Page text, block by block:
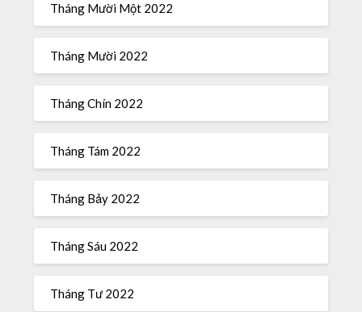
Tháng Mười Một 2022
Tháng Mười 2022
Tháng Chín 2022
Tháng Tám 2022
Tháng Bảy 2022
Tháng Sáu 2022
Tháng Tư 2022